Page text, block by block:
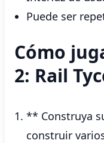
Puede ser
Cómo
2: Rail
** Construya
construir